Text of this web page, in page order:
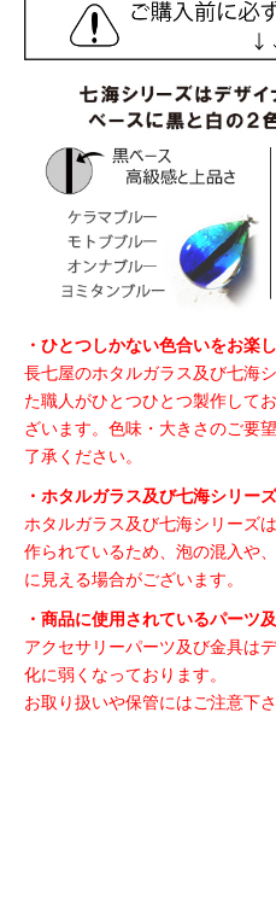
・ひとつしかない色合いをお楽
長七屋のホタルガラス及び七海
た職人がひとつひとつ製作して
ざいます。色味・大きさのご要
了承ください。
・ホタルガラス及び七海シリー
ホタルガラス及び七海シリーズ
作られているため、泡の混入や
に見える場合がございます。
・商品に使用されているパーツ
アクセサリーパーツ及び金具は
化に弱くなっております。
お取り扱いや保管にはご注意下さ